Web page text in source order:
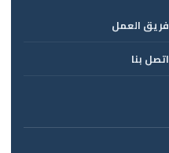
فريق العمل
اتصل بنا